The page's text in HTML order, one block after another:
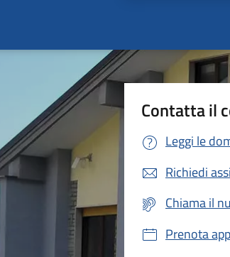
Contatta il
Leggi le
Richiedi
Chiama il
Prenota